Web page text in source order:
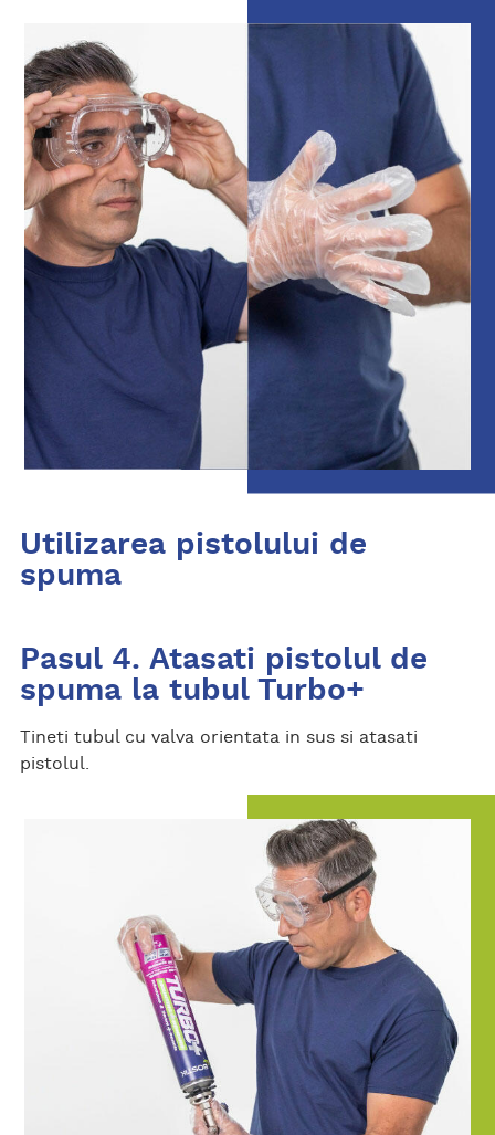
Utilizarea pistolului de
spuma
Pasul 4. Atasati pistolul de
spuma la tubul Turbo+
Tineti tubul cu valva orientata in sus si atasati
pistolul.